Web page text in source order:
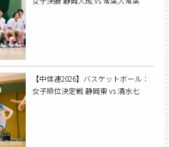
【中体連2026】バスケットボール：
女子順位決定戦 静岡東 vs 清水七